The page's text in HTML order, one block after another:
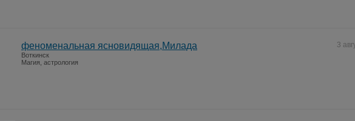
3
феноменальная ясновидящая,Милада
Воткинск
Магия, астрология